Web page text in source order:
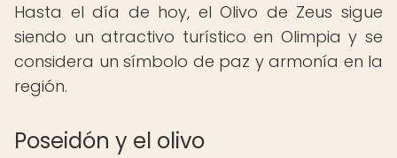
Hasta el día de hoy, el Olivo de Zeus sigue
siendo un atractivo turístico en Olimpia y se
considera un símbolo de paz y armonía en la
región.
Poseidón y el olivo